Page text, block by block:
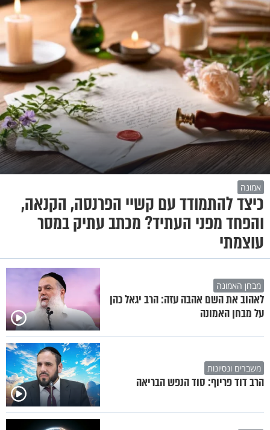
אמונה
כיצד להתמודד עם קשיי הפרנסה, הקנאה,
והפחד מפני העתיד? מכתב עתיק במסר
עוצמתי
מבחן האמונה
לאהוב את השם אהבה עזה: הרב יגאל כהן
על מבחן האמונה
משברים ונסיונות
הרב דוד פריוף: סוד הנפש הבריאה